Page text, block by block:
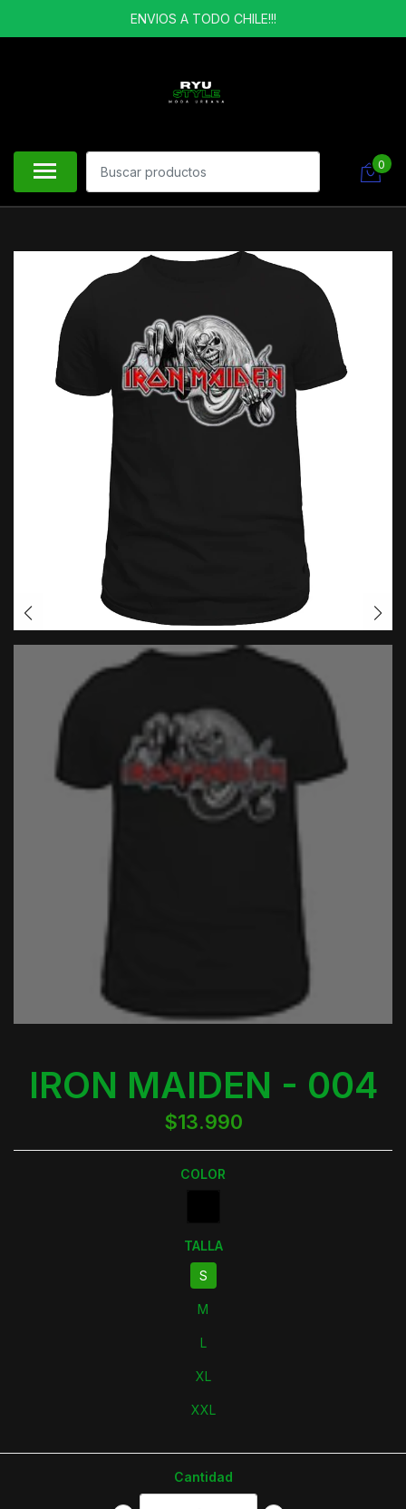
ENVIOS A TODO CHILE!!!
0
IRON MAIDEN - 004
$13.990
COLOR
TALLA
S
M
L
XL
XXL
Cantidad